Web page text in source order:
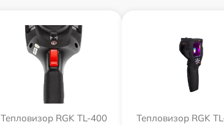
Тепловизор RGK TL-400 Тепловизор RGK